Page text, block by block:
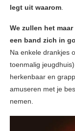
legt uit waarom.
We zullen het
een band zich in
Na enkele drankjes
toenmalig
herkenbaar en
amuseren met je
nemen.